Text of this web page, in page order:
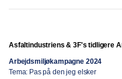
Asfaltindustriens & 3F's tidligere
Arbejdsmiljøkampagne 2024
Tema: Pas på den jeg elsker